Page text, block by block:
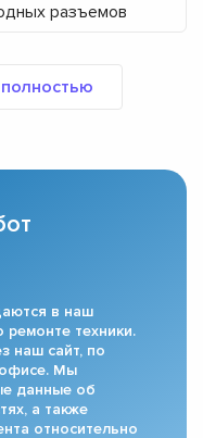
разъемов
в наш
ремонте техники.
наш сайт, по
Мы
данные об
а также
относительно